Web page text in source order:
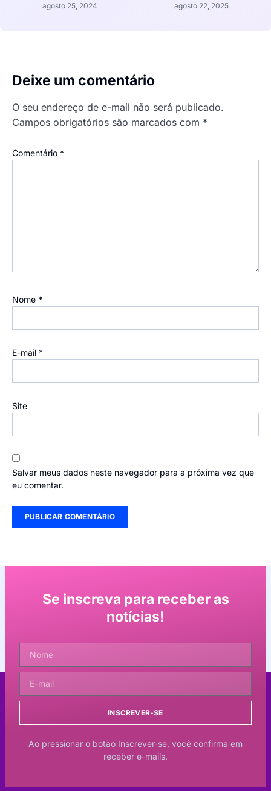
agosto 25, 2024 agosto 22, 2025
Deixe um comentário
O seu endereço de e-mail não será publicado.
Campos obrigatórios são marcados com *
Comentário *
Nome *
E-mail *
Site
Salvar meus dados neste navegador para a próxima vez que
eu comentar.
Se inscreva para receber as
notícias!
INSCREVER-SE
Ao pressionar o botão Inscrever-se, você confirma em
receber e-mails.